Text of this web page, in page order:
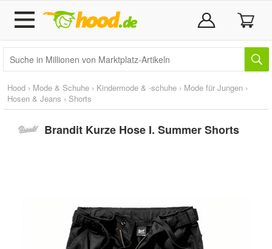
Hood › Mode & Schuhe › Kindermode & -schuhe › Mode für Jungen ›
Hosen & Jeans › Shorts
Brandit Kurze Hose I. Summer Shorts